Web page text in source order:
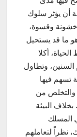
أن يؤثر سلوك
خشونة وقسوة،
ما قد يستحيل
أكلا
السنين، وتطاول
تسهم فيها
والتخلص من
البيئة
المسلك
نظراً لتعاملهم